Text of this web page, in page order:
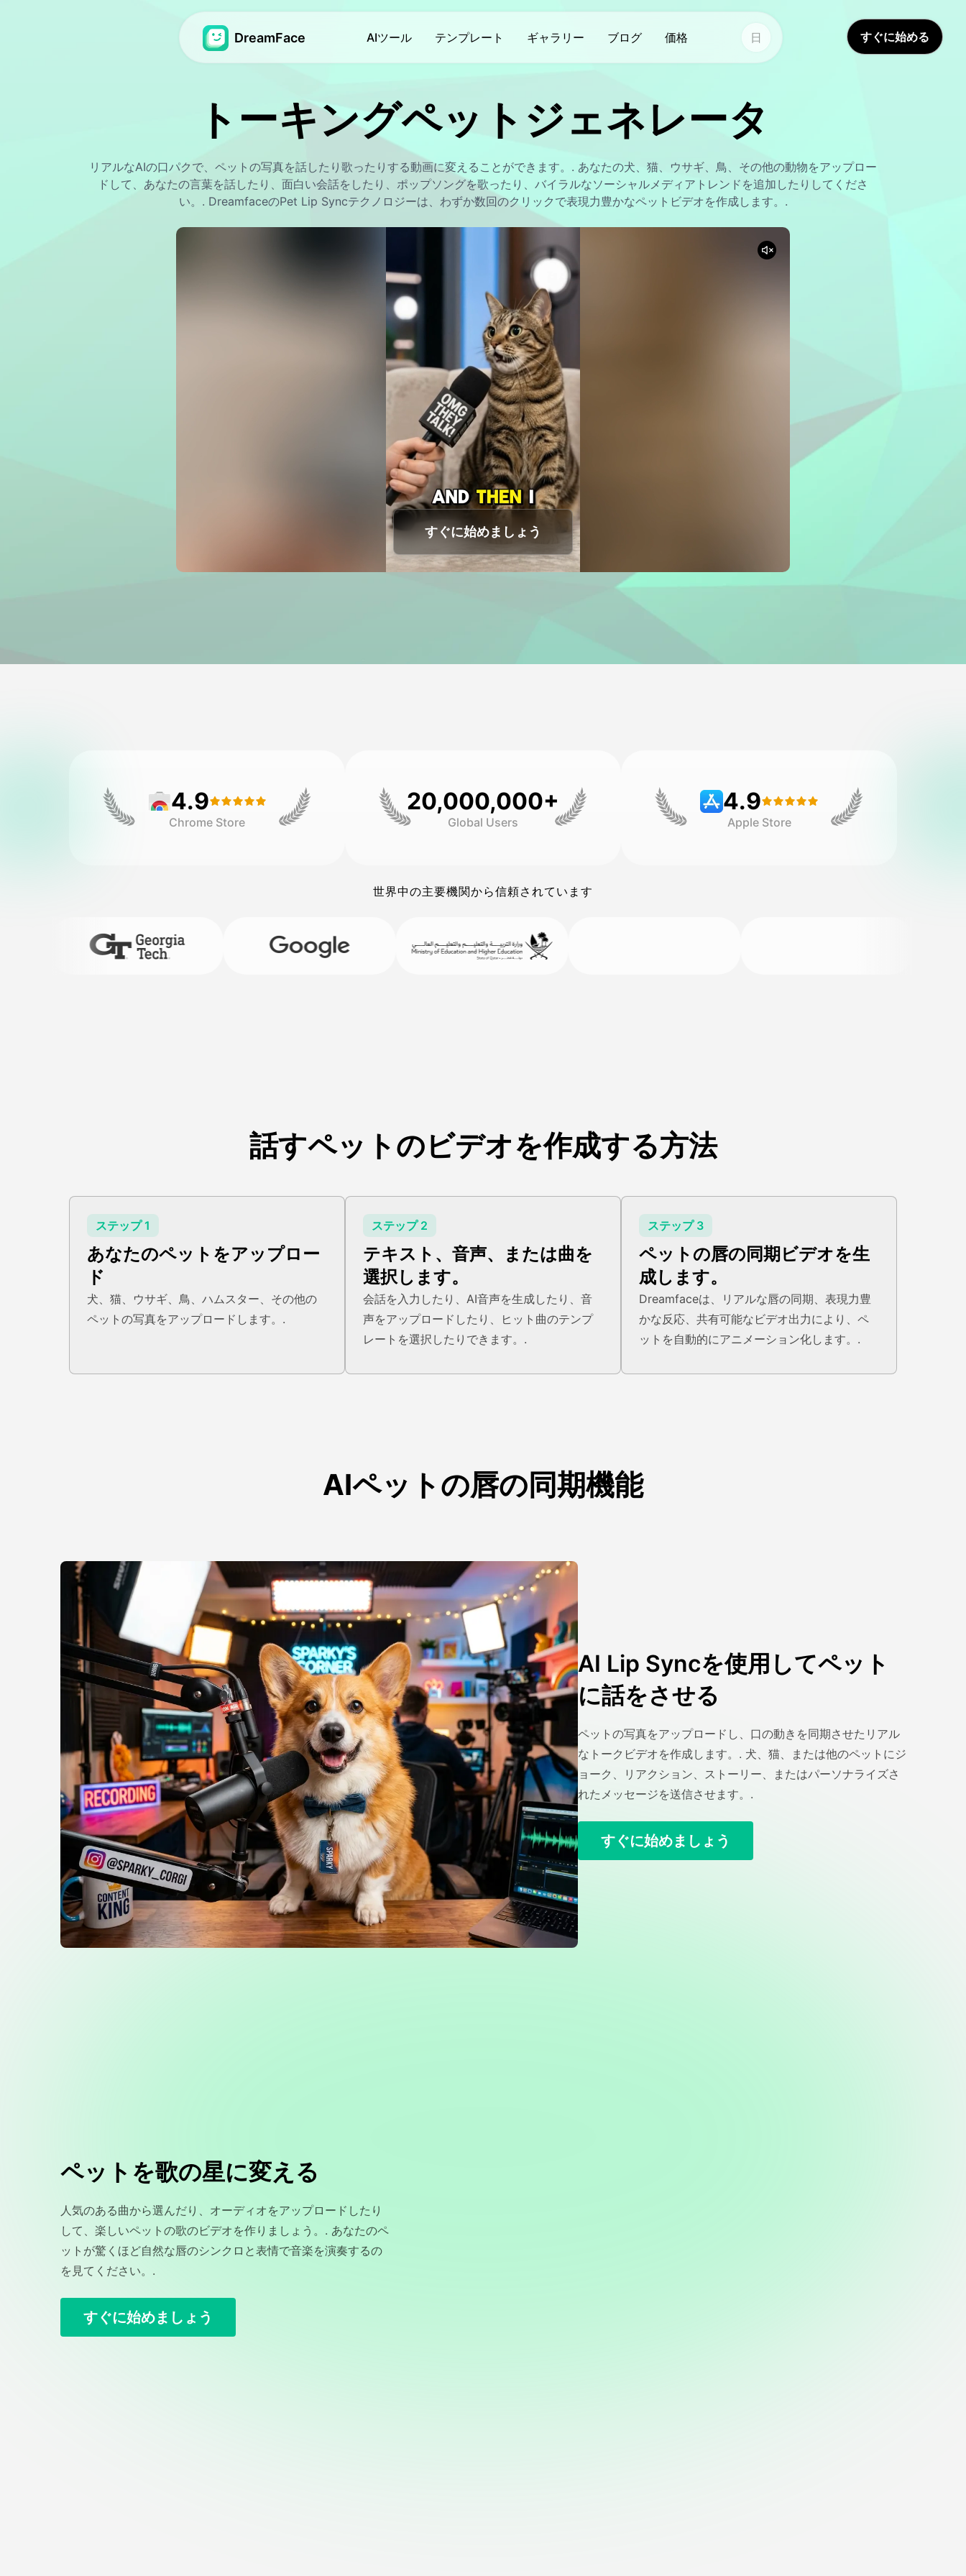
DreamFace AIツール テンプレート ギャラリー ブログ 価格 日
ビデオリップシンクロ
Hot
ペットの唇の同期
夢のアバター2. 0 New
AIビデオジェネレータ
画像から動画へ
テキストから動画へ
ビデオエンハンス New
画像へのテキスト
Hot
背景除去剤
フォトブースター
ボイススタジオ
Hot
ビデオ翻訳者 New
AIサウンド
アバタービデオ
Hot
22 アバタービデオジェネレーター
ペット動画 Hot
AIベビーポッドキャスト
アイキス
復活AI
体を揺らす
AI誕生日画像
AIウェディングフォト
AI ID写真生成器
透かし除去ツール New
その他のツール
音声クローン
Hot
ディープフェイク動画
動画の画質向上
テキスト読み上げ New
すぐに始める
トーキングペットジェネレータ
リアルなAIの口パクで、ペットの写真を話したり歌ったりする動画に変えることができます。. あなたの犬、猫、ウサギ、鳥、その他の動物をアップロー
ドして、あなたの言葉を話したり、面白い会話をしたり、ポップソングを歌ったり、バイラルなソーシャルメディアトレンドを追加したりしてくださ
い。. DreamfaceのPet Lip Syncテクノロジーは、わずか数回のクリックで表現力豊かなペットビデオを作成します。.
すぐに始めましょう
4.9
Chrome Store
20,000,000+
Global Users
4.9
Apple Store
世界中の主要機関から信頼されています
話すペットのビデオを作成する方法
ステップ 1
あなたのペットをアップロー
ド
犬、猫、ウサギ、鳥、ハムスター、その他の
ペットの写真をアップロードします。.
ステップ 2
テキスト、音声、または曲を
選択します。
会話を入力したり、AI音声を生成したり、音
声をアップロードしたり、ヒット曲のテンプ
レートを選択したりできます。.
ステップ 3
ペットの唇の同期ビデオを生
成します。
Dreamfaceは、リアルな唇の同期、表現力豊
かな反応、共有可能なビデオ出力により、ペ
ットを自動的にアニメーション化します。.
AIペットの唇の同期機能
AI Lip Syncを使用してペット
に話をさせる
ペットの写真をアップロードし、口の動きを同期させたリアル
なトークビデオを作成します。. 犬、猫、または他のペットにジ
ョーク、リアクション、ストーリー、またはパーソナライズさ
れたメッセージを送信させます。.
すぐに始めましょう
ペットを歌の星に変える
人気のある曲から選んだり、オーディオをアップロードしたり
して、楽しいペットの歌のビデオを作りましょう。. あなたのペ
ットが驚くほど自然な唇のシンクロと表情で音楽を演奏するの
を見てください。.
すぐに始めましょう